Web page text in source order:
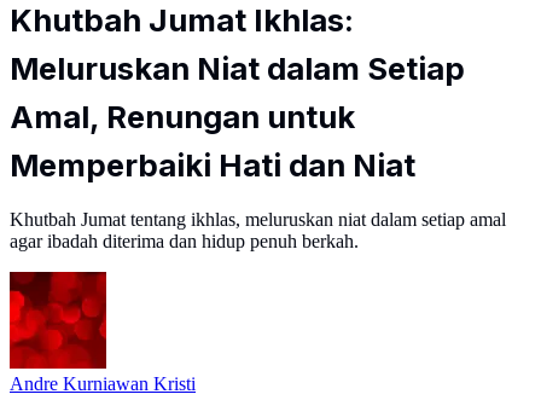
Khutbah Jumat Ikhlas:
Meluruskan Niat dalam Setiap
Amal, Renungan untuk
Memperbaiki Hati dan Niat
Khutbah Jumat tentang ikhlas, meluruskan niat dalam setiap amal
agar ibadah diterima dan hidup penuh berkah.
Andre Kurniawan Kristi